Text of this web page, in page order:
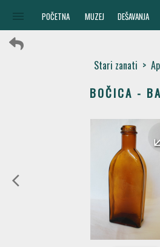
POČETNA MUZEJ DEŠAVANJA
Stari zanati >
BOČICA -
arrow_back_ios